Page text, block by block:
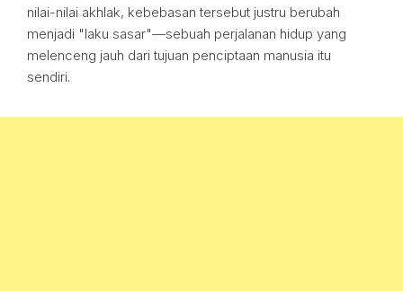
nilai-nilai akhlak, kebebasan tersebut justru berubah
menjadi "laku sasar"—sebuah perjalanan hidup yang
melenceng jauh dari tujuan penciptaan manusia itu
sendiri.